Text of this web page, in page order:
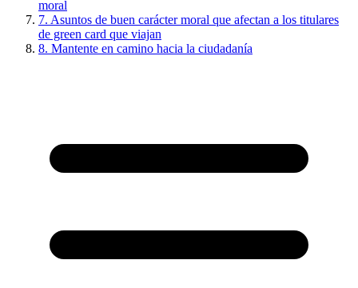
moral
7. Asuntos de buen carácter moral que afectan a los titulares
de green card que viajan
8. Mantente en camino hacia la ciudadanía